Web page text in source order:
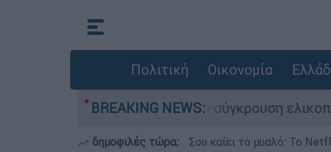
Πολιτική Οικονομία
BREAKING NEWS:
τη ζωή του στη σύγκρουση ελικοπτέρων
δημοφιλές τώρα: Σου καίει το μυαλό: Το